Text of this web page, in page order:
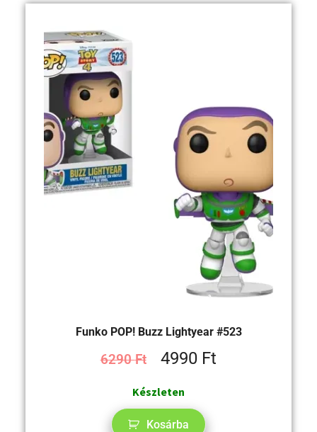
Funko POP! Buzz Lightyear #523
6290Ft 4990 Ft
Készleten
Kosárba